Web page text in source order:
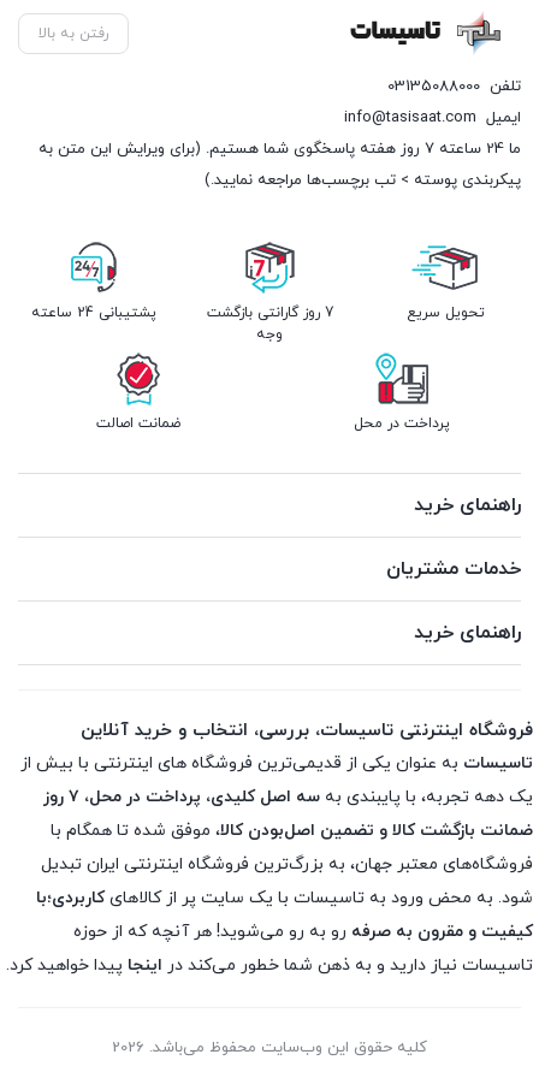
رفتن به بالا
تلفن 03135088000
ایمیل info@tasisaat.com
ما 24 ساعته 7 روز هفته پاسخگوی شما هستیم. (برای ویرایش این متن به
پیکربندی پوسته > تب برچسب‌ها مراجعه نمایید.)
تحویل سریع
7 روز گارانتی بازگشت
وجه
پشتیبانی 24 ساعته
پرداخت در محل ضمانت اصالت
راهنمای خرید
خدمات مشتریان
راهنمای خرید
فروشگاه اینترنتی تاسیسات، بررسی، انتخاب و خرید آنلاین
تاسیسات به عنوان یکی از قدیمی‌ترین فروشگاه های اینترنتی با بیش از
یک دهه تجربه، با پایبندی به
سه اصل کلیدی، پرداخت در محل، ۷ روز
ضمانت بازگشت کالا و تضمین اصل‌بودن کالا، موفق شده تا همگام با
فروشگاه‌های معتبر جهان، به بزرگ‌ترین فروشگاه اینترنتی ایران تبدیل
شود. به محض ورود به تاسیسات با یک سایت پر از کالاهایکاربردی؛با
کیفیت و مقرون به صرفه رو به رو می‌شوید! هر آنچه که از حوزه
تاسیسات نیاز دارید و به ذهن شما خطور می‌کند در اینجا پیدا خواهید کرد.
کلیه حقوق این وب‌سایت محفوظ می‌باشد. 2026